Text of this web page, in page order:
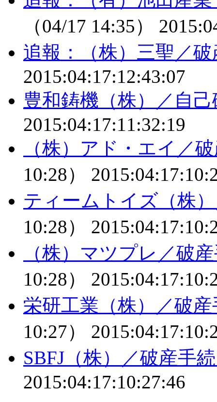
（04/17 14:35）
追報：（株）三聖／
2015:04:17:12:43:07
豊和鋳機（株）／自
2015:04:17:11:32:19
（株）アド・エイ／
10:28）
ティームトイズ（株
10:28）
（株）マツプレ／破
10:28）
栄研工業（株）／破
10:27）
SBFJ（株）／破産手
2015:04:17:10:27:46